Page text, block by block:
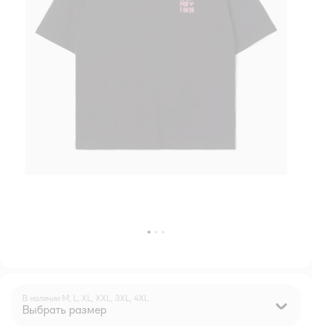
В наличии M, L, XL, XXL, 3XL, 4XL
Выбрать размер